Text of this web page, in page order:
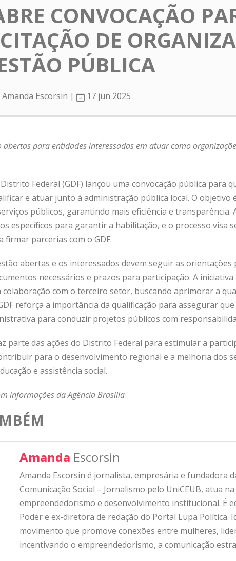
CONVOCAÇÃO
DE
PÚBLICA
Escorsin | 17 jun 2025
abertas para entidades interessadas em atuar como
Federal (GDF) lançou uma convocação pública para
e atuar junto à administração pública local. O objetivo
públicos, garantindo mais eficiência e transparência.
específicos para garantir a habilitação, e o processo visa
firmar parcerias com o GDF.
abertas e os interessados devem seguir as
necessários e prazos para participação. A
com o terceiro setor, buscando aprimorar a
reforça a importância da qualificação para assegurar
para conduzir projetos públicos com
parte das ações do Distrito Federal para estimular a
para o desenvolvimento regional e a melhoria dos
e assistência social.
informações da Agência Brasília
Amanda Escorsin
Amanda Escorsin é jornalista, empresária e fundadora
Comunicação Social – Jornalismo pelo UniCEUB, atua
empreendedorismo e desenvolvimento institucional. É
Poder e ex-diretora de redação do Portal Lupa Política.
movimento que promove conexões entre mulheres,
incentivando o empreendedorismo, a comunicação